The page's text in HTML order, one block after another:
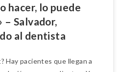
hacer, lo puede
– Salvador,
al dentista
Hay pacientes que llegan a